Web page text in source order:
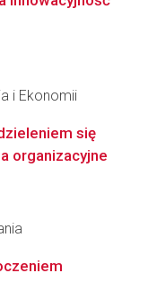
i Ekonomii
się
organizacyjne